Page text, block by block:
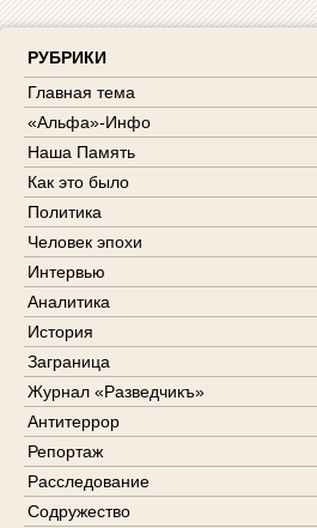
РУБРИКИ
Главная тема
«Альфа»-Инфо
Наша Память
Как это было
Политика
Человек эпохи
Интервью
Аналитика
История
Заграница
Журнал «Разведчикъ»
Антитеррор
Репортаж
Расследование
Содружество